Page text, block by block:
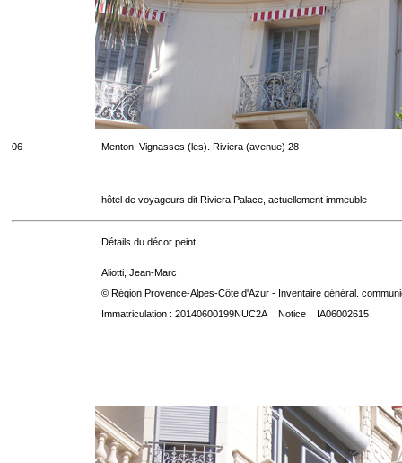
06 Menton. Vignasses (les). Riviera (avenue) 28
hôtel de voyageurs dit Riviera Palace, actuellement immeuble
Détails du décor peint.
Aliotti, Jean-Marc
© Région Provence-Alpes-Côte d'Azur - Inventaire général.
Immatriculation : 20140600199NUC2A Notice : IA06002615